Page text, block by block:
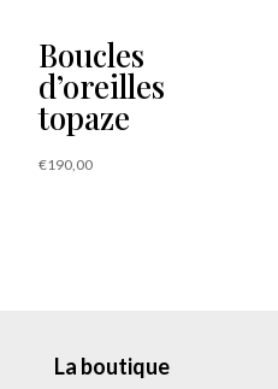
Boucles
d’oreilles
topaze
€190,00
La boutique